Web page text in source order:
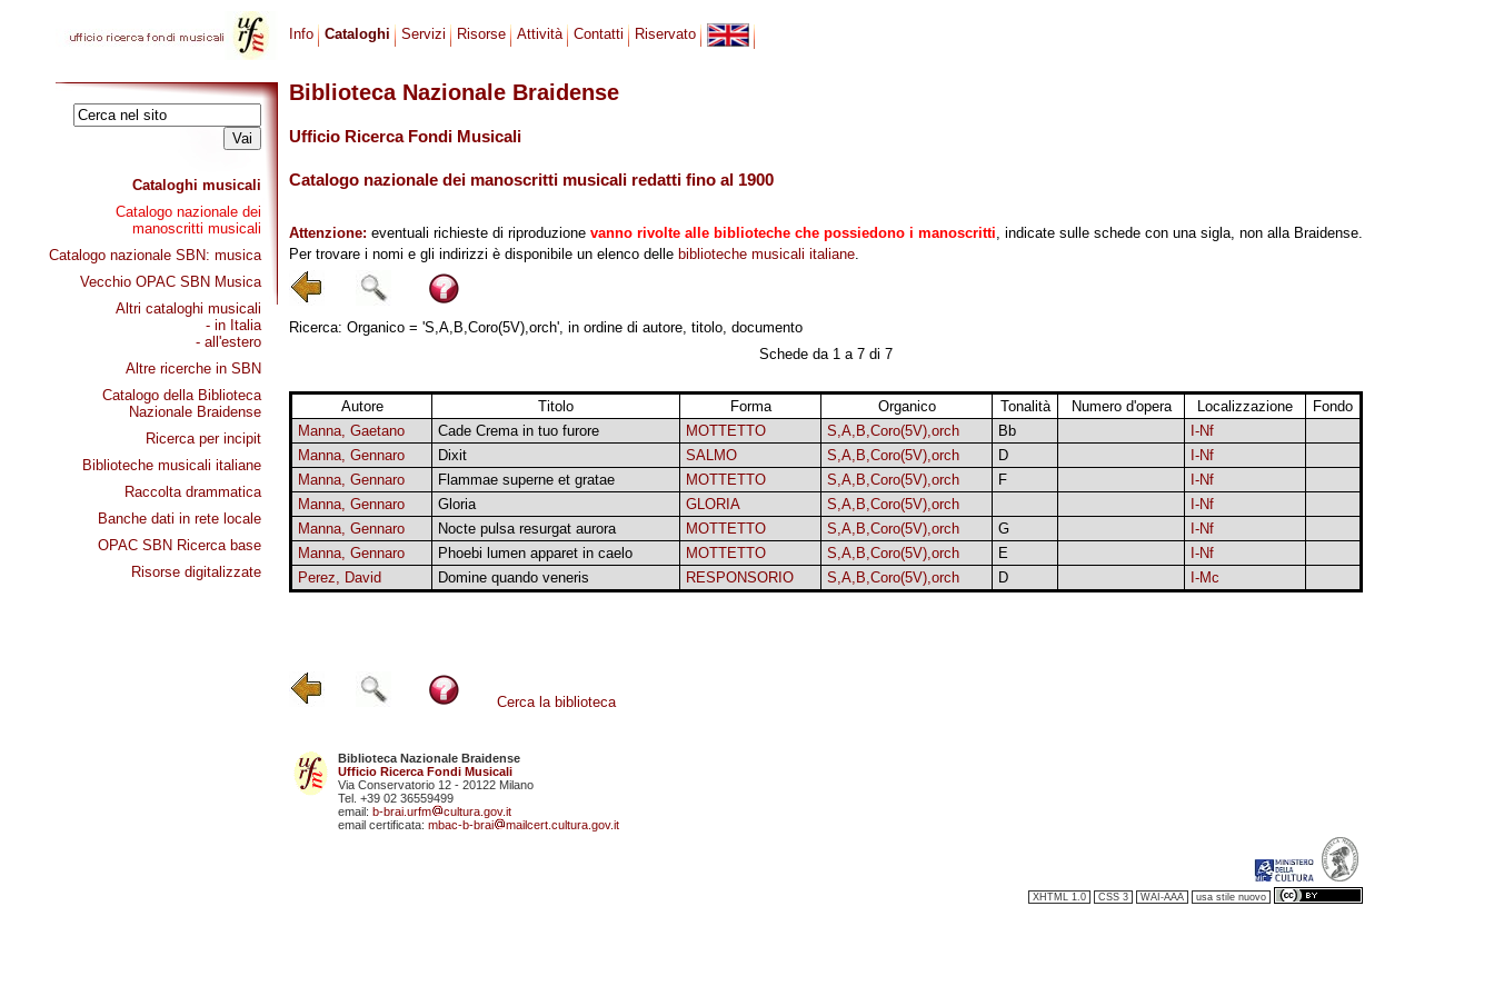
Cataloghi musicali
Catalogo nazionale dei
manoscritti musicali
Catalogo nazionale SBN: musica
Vecchio OPAC SBN Musica
Altri cataloghi musicali
- in Italia
- all'estero
Altre ricerche in SBN
Catalogo della Biblioteca
Nazionale Braidense
Ricerca per incipit
Biblioteche musicali italiane
Raccolta drammatica
Banche dati in rete locale
OPAC SBN Ricerca base
Risorse digitalizzate
Info Cataloghi Servizi Risorse Attività Contatti Riservato
Biblioteca Nazionale Braidense
Ufficio Ricerca Fondi Musicali
Catalogo nazionale dei manoscritti musicali redatti fino al 1900
Attenzione: eventuali richieste di riproduzione vanno rivolte alle biblioteche che possiedono i manoscritti, indicate sulle schede con una sigla, non alla Braidense.
Per trovare i nomi e gli indirizzi è disponibile un elenco delle biblioteche musicali italiane.
Ricerca: Organico = 'S,A,B,Coro(5V),orch', in ordine di autore, titolo, documento
Schede da 1 a 7 di 7
Autore Titolo Forma Organico Tonalità Numero d'opera Localizzazione
Fondo
Manna, Gaetano
Cade Crema in tuo furore MOTTETTO S,A,B,Coro(5V),orch Bb
I-Nf
Manna, Gennaro
Dixit SALMO S,A,B,Coro(5V),orch D
I-Nf
Manna, Gennaro
Flammae superne et gratae MOTTETTO S,A,B,Coro(5V),orch F
I-Nf
Manna, Gennaro
Gloria GLORIA S,A,B,Coro(5V),orch
I-Nf
Manna, Gennaro
Nocte pulsa resurgat aurora MOTTETTO S,A,B,Coro(5V),orch G
I-Nf
Manna, Gennaro
Phoebi lumen apparet in caelo MOTTETTO S,A,B,Coro(5V),orch E
I-Nf
Perez, David
Domine quando veneris RESPONSORIO S,A,B,Coro(5V),orch D I-Mc
Cerca la biblioteca
Biblioteca Nazionale Braidense
Ufficio Ricerca Fondi Musicali
Via Conservatorio 12 - 20122 Milano
Tel. +39 02 36559499
email: b-brai.urfm
cultura.gov.it
email certificata: mbac-b-brai mailcert.cultura.gov.it
XHTML 1.0 CSS 3 WAI-AAA usa stile nuovo